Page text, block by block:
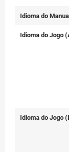
Idioma do Manual
Idioma do Jogo
Idioma do Jogo